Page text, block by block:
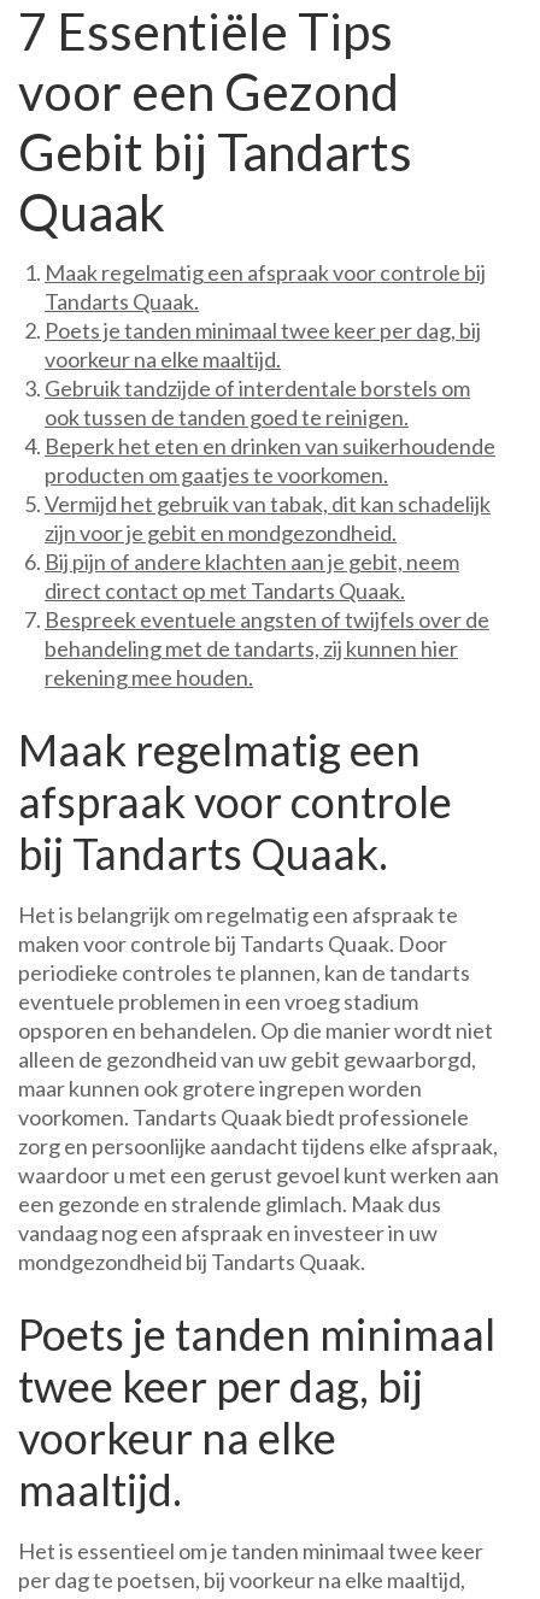
7 Essentiële Tips
voor een Gezond
Gebit bij Tandarts
Quaak
Maak regelmatig een afspraak voor controle bij
Tandarts Quaak.
Poets je tanden minimaal twee keer per dag, bij
voorkeur na elke maaltijd.
Gebruik tandzijde of interdentale borstels om
ook tussen de tanden goed te reinigen.
Beperk het eten en drinken van suikerhoudende
producten om gaatjes te voorkomen.
Vermijd het gebruik van tabak, dit kan schadelijk
zijn voor je gebit en mondgezondheid.
Bij pijn of andere klachten aan je gebit, neem
direct contact op met Tandarts Quaak.
Bespreek eventuele angsten of twijfels over de
behandeling met de tandarts, zij kunnen hier
rekening mee houden.
Maak regelmatig een
afspraak voor controle
bij Tandarts Quaak.
Het is belangrijk om regelmatig een afspraak te
maken voor controle bij Tandarts Quaak. Door
periodieke controles te plannen, kan de tandarts
eventuele problemen in een vroeg stadium
opsporen en behandelen. Op die manier wordt niet
alleen de gezondheid van uw gebit gewaarborgd,
maar kunnen ook grotere ingrepen worden
voorkomen. Tandarts Quaak biedt professionele
zorg en persoonlijke aandacht tijdens elke afspraak,
waardoor u met een gerust gevoel kunt werken aan
een gezonde en stralende glimlach. Maak dus
vandaag nog een afspraak en investeer in uw
mondgezondheid bij Tandarts Quaak.
Poets je tanden minimaal
twee keer per dag, bij
voorkeur na elke
maaltijd.
Het is essentieel om je tanden minimaal twee keer
per dag te poetsen, bij voorkeur na elke maaltijd,